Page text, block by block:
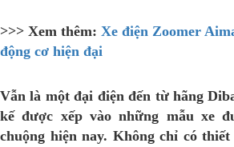
>>> Xem thêm: Xe điện Zoomer
động cơ hiện đại
Vẫn là một đại điện đến từ hãng
kế được xếp vào những mẫu xe
chuộng hiện nay. Không chỉ có